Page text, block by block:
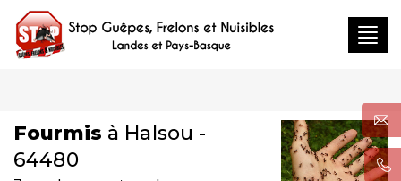
Fourmis à Halsou -
64480